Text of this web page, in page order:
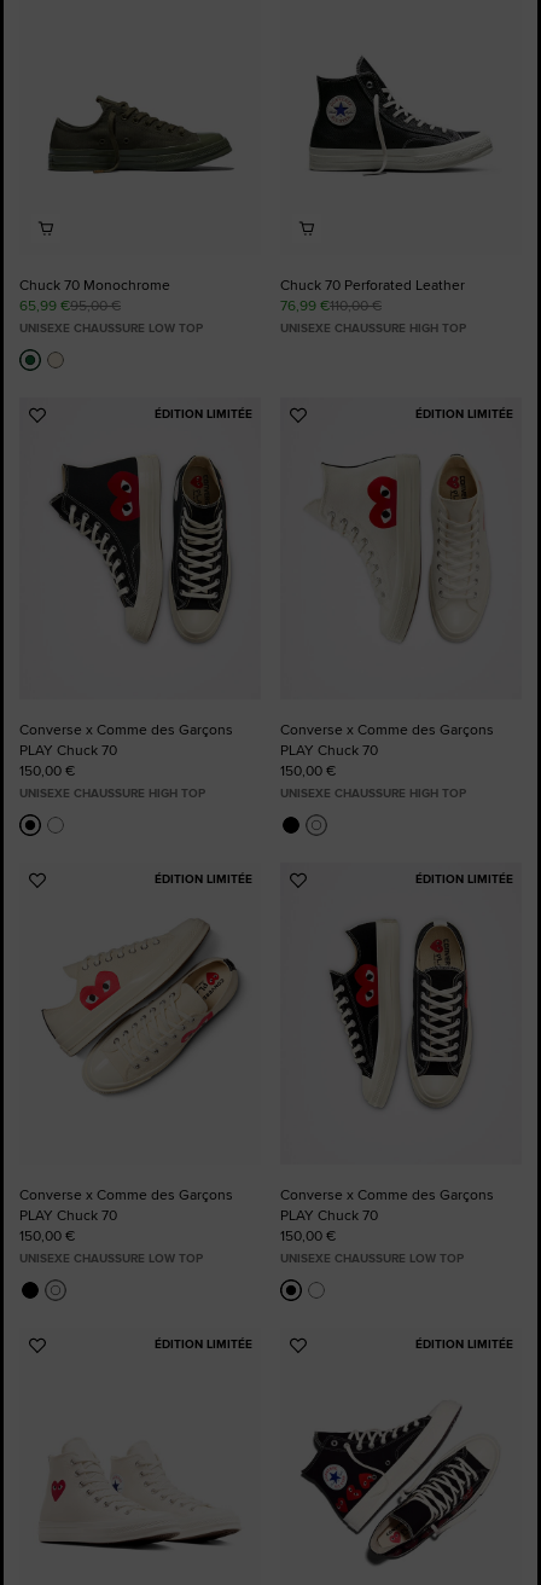
Chuck 70 Monochrome
65,99 €95,00 €
UNISEXE CHAUSSURE LOW TOP
Chuck 70 Perforated Leather
76,99 €110,00 €
UNISEXE CHAUSSURE HIGH TOP
ÉDITION LIMITÉE
Ajouter
favoris
Converse x Comme des Garçons
PLAY Chuck 70
150,00 €
UNISEXE CHAUSSURE HIGH TOP
ÉDITION LIMITÉE
Ajouter
favoris
Converse x Comme des Garçons
PLAY Chuck 70
150,00 €
UNISEXE CHAUSSURE HIGH TOP
ÉDITION LIMITÉE
Ajouter
Converse x Comme des Garçons
PLAY Chuck 70
150,00 €
UNISEXE CHAUSSURE LOW TOP
ÉDITION LIMITÉE
Ajouter
favoris
Converse x Comme des Garçons
PLAY Chuck 70
150,00 €
UNISEXE CHAUSSURE LOW TOP
ÉDITION LIMITÉE
Ajouter
ÉDITION LIMITÉE
Ajouter